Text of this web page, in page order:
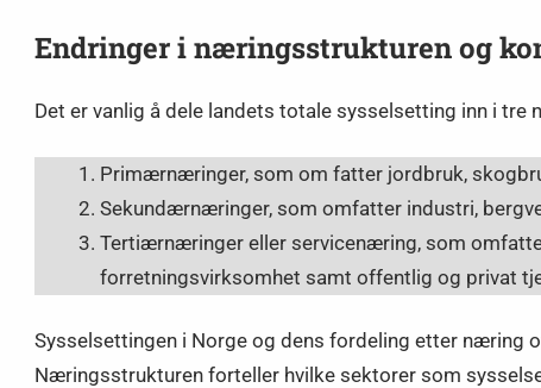
Endringer i næringsstrukturen og
Det er vanlig å dele landets totale sysselsetting inn i tre
Primærnæringer, som om fatter jordbruk,
Sekundærnæringer, som omfatter industri,
Tertiærnæringer eller servicenæring, som
forretningsvirksomhet samt offentlig og privat
Sysselsettingen i Norge og dens fordeling etter næring
Næringsstrukturen forteller hvilke sektorer som